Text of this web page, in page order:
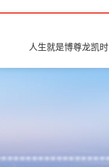
人生就是博尊龙凯时